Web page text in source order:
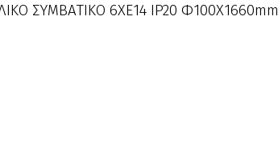
ΣΥΜΒΑΤΙΚΟ 6ΧΕ14 IP20 Φ100Χ1660mm